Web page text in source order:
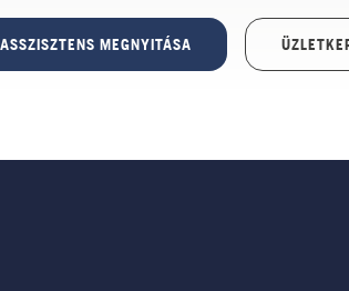
MEGNYITÁSA